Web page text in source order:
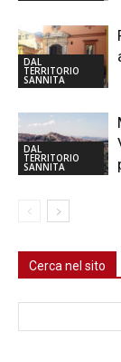
DAL
TERRITORIO
SANNITA
DAL
TERRITORIO
SANNITA
Cerca nel sito